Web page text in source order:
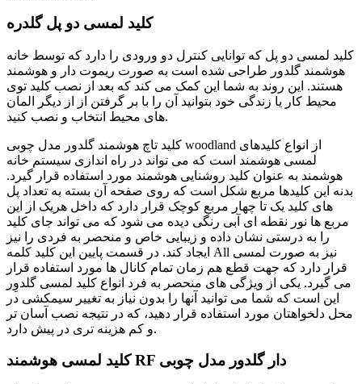
کلید لمسی دو پل گلدره
کلید لمسی دو پل که توانایی کنترل دو ورودی را دارد که توسط خانه
هوشمند گلدور طراحی شده است به صورت ریموت دار و هوشمند
هستند. این روند به شما این کمک می کند که بعد از نصب کلید توی
محیط کار یا زندگی خود بتوانید آن را با بر گرفتن از از دیگر المان
های محیط انتخاب و نصب کنید.
کلید تاچ هوشمند گلدور مدل چوبی woodland از انواع کلیدهای
لمسی هوشمند است که می تواند در راه اندازی سیستم خانه
هوشمند به عنوان کلید روشنایی هوشمند مورد استفاده قرار گیرد.
بدنه این کلید‌ها مربع شکل است که روی صفحه آن بسته به تعداد پل
های کلید یک تا چهار مربع کوچک قرار دارد که داخل هریک از این
مربع ها نور نقطه ای آبی رنگی دیده می شود که می تواند جای کلید
را به درستی نشان داده و زیبایی خاص و منحصر به فردی را نیز
ایجاد کند. در قسمت پایین این کلید کلمه All نیز به صورت لمسی
قرار دارد که جهت قطع هم زمان تمام کانال ها مورد استفاده قرار
می گیرد. یکی از ویژگی های منحصر به فرد انواع کلید لمسی گلدوِر
این است که شما می توانید آنها را بدون نیاز به تغییر سیمکشی در
محل دلخواهتان مورد استفاده قرار دهید، که در نتیجه نصب آسان تر
و کم هزینه تری در پیش دارد.
کلید لمسی هوشمند RF دار گلدور مدل چوبی